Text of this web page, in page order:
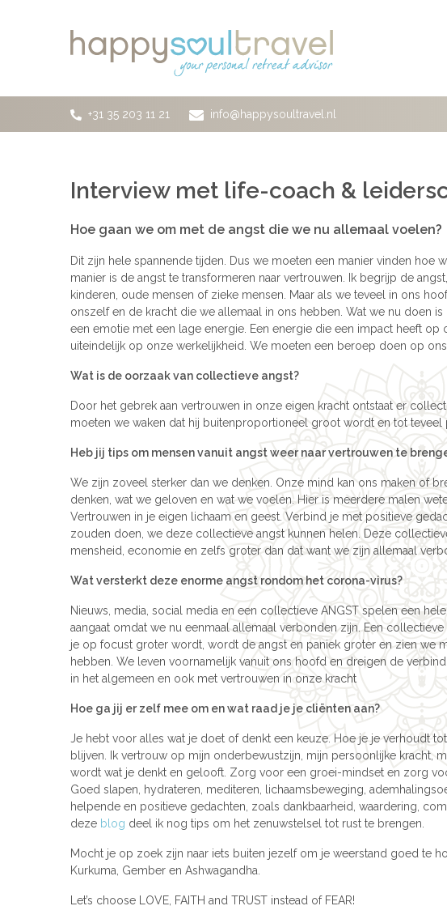
+31 35 203 11 21 info@happysoultravel.nl
Interview met life-coach &
Hoe gaan we om met de angst die we nu allemaal voelen?
Dit zijn hele spannende tijden. Dus we moeten een manier vinden hoe
manier is de angst te transformeren naar vertrouwen. Ik begrijp de
kinderen, oude mensen of zieke mensen. Maar als we teveel in ons
onszelf en de kracht die we allemaal in ons hebben. Wat we nu doen
een emotie met een lage energie. Een energie die een impact heeft
uiteindelijk op onze werkelijkheid. We moeten een beroep doen op ons
Wat is de oorzaak van collectieve angst?
Door het gebrek aan vertrouwen in onze eigen kracht ontstaat er
moeten we waken dat hij buitenproportioneel groot wordt en tot teveel
Heb jij tips om mensen vanuit angst weer naar vertrouwen te
We zijn zoveel sterker dan we denken. Onze mind kan ons maken of
denken, wat we geloven en wat we voelen. Hier is meerdere malen
Vertrouwen in je eigen lichaam en geest. Verbind je met positieve
zouden doen, we deze collectieve angst kunnen helen. Deze
mensheid, economie en zelfs groter dan dat want we zijn allemaal
Wat versterkt deze enorme angst rondom het corona-virus?
Nieuws, media, social media en een collectieve ANGST spelen een
aangaat omdat we nu eenmaal allemaal verbonden zijn. Een
je op focust groter wordt, wordt de angst en paniek groter en zien we
hebben. We leven voornamelijk vanuit ons hoofd en dreigen de
in het algemeen en ook met vertrouwen in onze kracht
Hoe ga jij er zelf mee om en wat raad je je cliënten aan?
Je hebt voor alles wat je doet of denkt een keuze. Hoe je je verhoudt
blijven. Ik vertrouw op mijn onderbewustzijn, mijn persoonlijke kracht,
wordt wat je denkt en gelooft. Zorg voor een groei-mindset en zorg
Goed slapen, hydrateren, mediteren, lichaamsbeweging,
helpende en positieve gedachten, zoals dankbaarheid, waardering,
deze blog deel ik nog tips om het zenuwstelsel tot rust te brengen.
Mocht je op zoek zijn naar iets buiten jezelf om je weerstand goed te
Kurkuma, Gember en Ashwagandha.
Let’s choose LOVE, FAITH and TRUST instead of FEAR!